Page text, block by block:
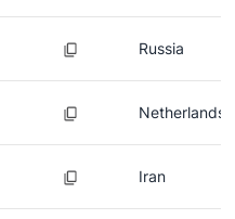
Russia
Netherlands
Iran